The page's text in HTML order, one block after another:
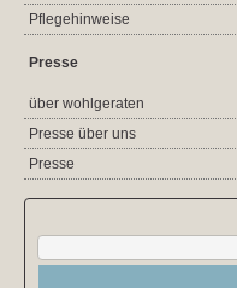
Pflegehinweise
Presse
über wohlgeraten
Presse über uns
Presse